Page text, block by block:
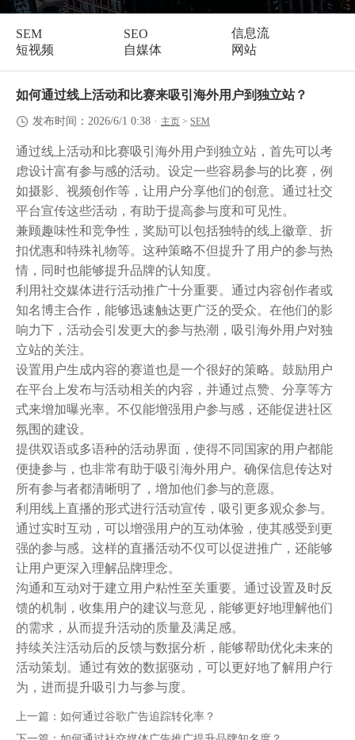
SEM SEO
信息流
短视频
自媒体 网站
如何通过线上活动和比赛来吸引海外用户到独立站？
发布时间：2026/6/1 0:38 · 主页 > SEM
通过线上活动和比赛吸引海外用户到独立站，首先可以考
虑设计富有参与感的活动。设定一些容易参与的比赛，例
如摄影、视频创作等，让用户分享他们的创意。通过社交
平台宣传这些活动，有助于提高参与度和可见性。
兼顾趣味性和竞争性，奖励可以包括独特的线上徽章、折
扣优惠和特殊礼物等。这种策略不但提升了用户的参与热
情，同时也能够提升品牌的认知度。
利用社交媒体进行活动推广十分重要。通过内容创作者或
知名博主合作，能够迅速触达更广泛的受众。在他们的影
响力下，活动会引发更大的参与热潮，吸引海外用户对独
立站的关注。
设置用户生成内容的赛道也是一个很好的策略。鼓励用户
在平台上发布与活动相关的内容，并通过点赞、分享等方
式来增加曝光率。不仅能增强用户参与感，还能促进社区
氛围的建设。
提供双语或多语种的活动界面，使得不同国家的用户都能
便捷参与，也非常有助于吸引海外用户。确保信息传达对
所有参与者都清晰明了，增加他们参与的意愿。
利用线上直播的形式进行活动宣传，吸引更多观众参与。
通过实时互动，可以增强用户的互动体验，使其感受到更
强的参与感。这样的直播活动不仅可以促进推广，还能够
让用户更深入理解品牌理念。
沟通和互动对于建立用户粘性至关重要。通过设置及时反
馈的机制，收集用户的建议与意见，能够更好地理解他们
的需求，从而提升活动的质量及满足感。
持续关注活动后的反馈与数据分析，能够帮助优化未来的
活动策划。通过有效的数据驱动，可以更好地了解用户行
为，进而提升吸引力与参与度。
上一篇： 如何通过谷歌广告追踪转化率？